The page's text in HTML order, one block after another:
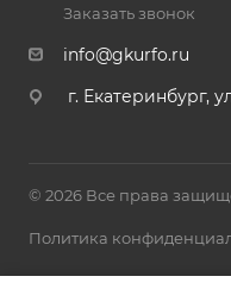
Заказать звонок
info@gkurfo.ru
г. Екатеринбург,
© 2026 Все права
Политика